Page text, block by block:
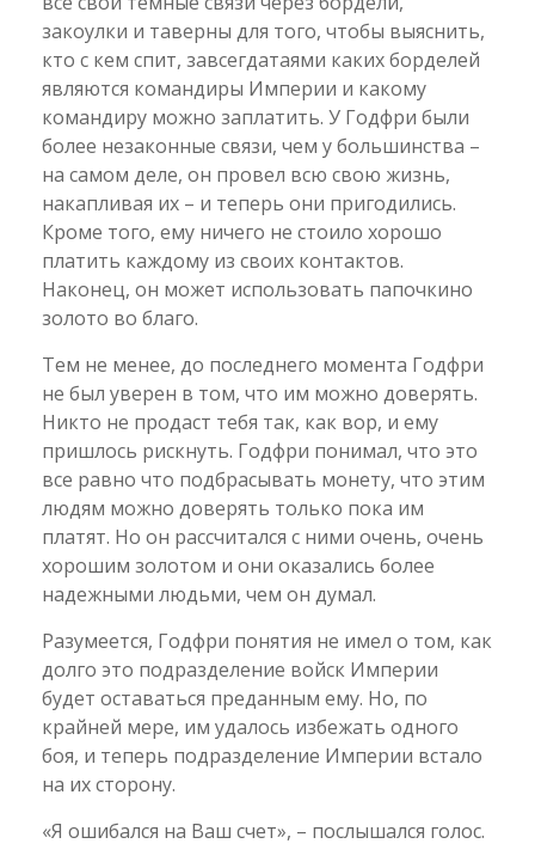
закоулки и таверны для того, чтобы выяснить,
кто с кем спит, завсегдатаями каких борделей
являются командиры Империи и какому
командиру можно заплатить. У Годфри были
более незаконные связи, чем у большинства –
на самом деле, он провел всю свою жизнь,
накапливая их – и теперь они пригодились.
Кроме того, ему ничего не стоило хорошо
платить каждому из своих контактов.
Наконец, он может использовать папочкино
золото во благо.
Тем не менее, до последнего момента Годфри
не был уверен в том, что им можно доверять.
Никто не продаст тебя так, как вор, и ему
пришлось рискнуть. Годфри понимал, что это
все равно что подбрасывать монету, что этим
людям можно доверять только пока им
платят. Но он рассчитался с ними очень, очень
хорошим золотом и они оказались более
надежными людьми, чем он думал.
Разумеется, Годфри понятия не имел о том, как
долго это подразделение войск Империи
будет оставаться преданным ему. Но, по
крайней мере, им удалось избежать одного
боя, и теперь подразделение Империи встало
на их сторону.
«Я ошибался на Ваш счет», – послышался голос.